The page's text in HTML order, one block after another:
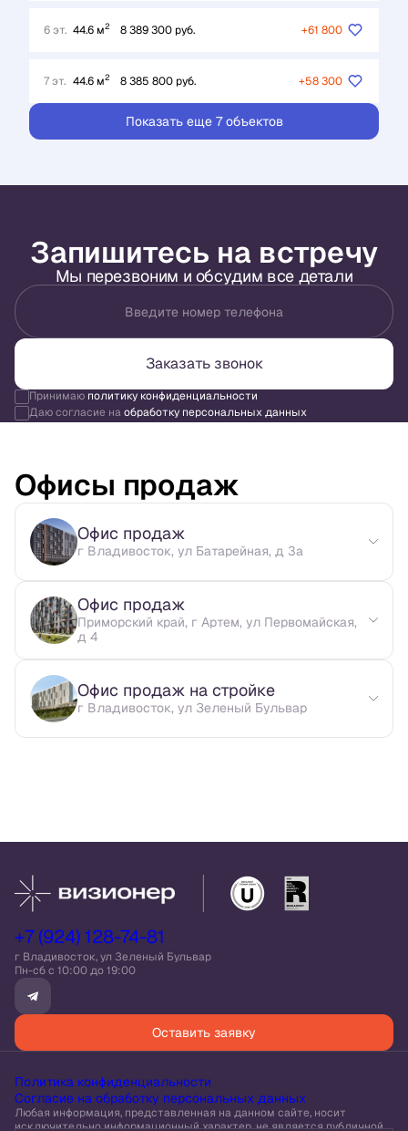
6 эт. 44.6 м2 8 389 300 руб. +61 800
7 эт. 44.6 м2 8 385 800 руб. +58 300
Показать еще 7 объектов
Запишитесь на встречу
Мы перезвоним и обсудим все детали
Введите номер телефона
Заказать звонок
Принимаю политику конфиденциальности
Даю согласие наобработку персональных данных
Офисы продаж
Офис продаж
г Владивосток, ул Батарейная, д 3а
Офис продаж
Приморский край, г Артем, ул Первомайская,
д 4
Офис продаж на стройке
г Владивосток, ул Зеленый Бульвар
+7 (924) 128-74-81
г Владивосток, ул Зеленый Бульвар
Пн-сб c 10:00 до 19:00
Оставить заявку
Политика конфиденциальности
Согласие на обработку персональных данных
Любая информация, представленная на данном сайте, носит
исключительно информационный характер, не является публичной